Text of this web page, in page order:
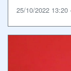
25/10/2022 13:20